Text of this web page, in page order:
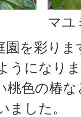
マユ
園を彩りま
うになり
桃色の椿
ました。